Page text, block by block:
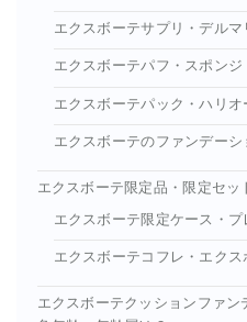
エクスボーテサプリ・デル
エクスボーテパフ・スポンジ
エクスボーテパック・ハリオ
エクスボーテのファンデー
エクスボーテ限定品・限定セッ
エクスボーテ限定ケース・プ
エクスボーテコフレ・エクス
エクスボーテクッションファ